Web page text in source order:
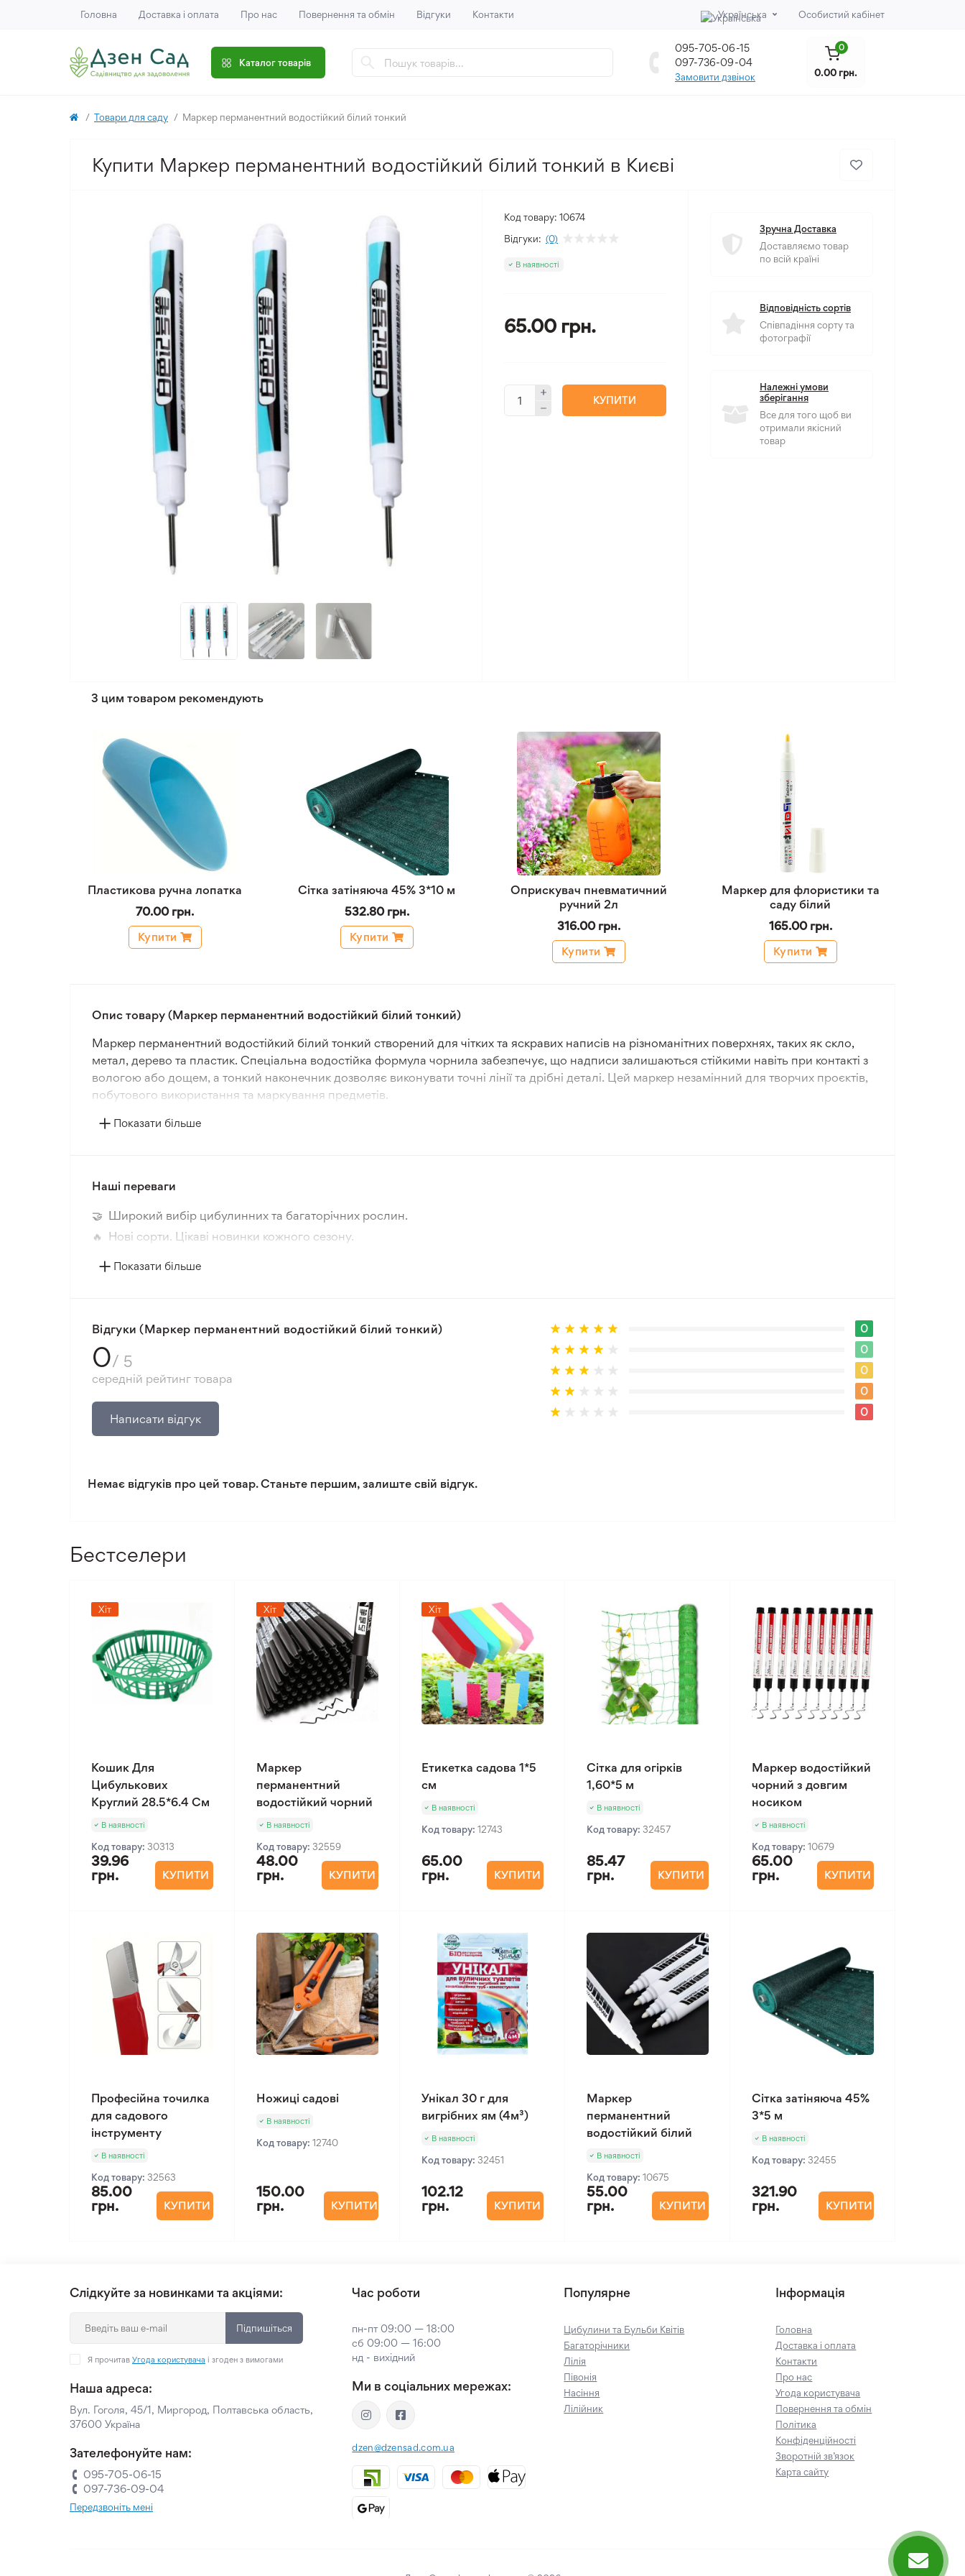
Головна Доставка і оплата Про нас Повернення та обмін Відгуки Контакти Українська Особистий кабінет
Каталог товарів
095-705-06-15
097-736-09-04
Замовити дзвінок
0
0.00 грн.
Товари для саду Маркер перманентний водостійкий білий тонкий
Купити Маркер перманентний водостійкий білий тонкий в Києві
Код товару: 10674
Відгуки: (0)
В наявності
65.00 грн.
КУПИТИ
Зручна Доставка
Доставляємо товар
по всій країні
Відповідність сортів
Співпадіння сорту та
фотографії
Належні умови
зберігання
Все для того щоб ви
отримали якісний
товар
З цим товаром рекомендують
Пластикова ручна лопатка
70.00 грн.
Купити
Сітка затіняюча 45% 3*10 м
532.80 грн.
Купити
Оприскувач пневматичний
ручний 2л
316.00 грн.
Купити
Маркер для флористики та
саду білий
165.00 грн.
Купити
Опис товару (Маркер перманентний водостійкий білий тонкий)
Маркер перманентний водостійкий білий тонкий створений для чітких та яскравих написів на різноманітних поверхнях, таких як скло,
метал, дерево та пластик. Спеціальна водостійка формула чорнила забезпечує, що надписи залишаються стійкими навіть при контакті з
вологою або дощем, а тонкий наконечник дозволяє виконувати точні лінії та дрібні деталі. Цей маркер незамінний для творчих проєктів,
побутового використання та маркування предметів.
Він швидко висихає, має високу покривну здатність та довговічність, що робить його ефективним інструментом для нанесення написів
застосування, створюючи чіткі, довговічні та контрастні написи на будь-яких поверхнях.
Показати більше
Наші переваги
🤝 Широкий вибір цибулинних та багаторічних рослин.
🔥 Нові сорти. Цікаві новинки кожного сезону.
📸 Відповідність сортів. Співпадіння фотографії товара та реальної рослини.
Показати більше
Відгуки (Маркер перманентний водостійкий білий тонкий)
0/ 5
середній рейтинг товара
Написати відгук
0
0
0
0
0
Немає відгуків про цей товар. Станьте першим, залиште свій відгук.
Бестселери
Хіт
Кошик Для
Цибулькових
Круглий 28.5*6.4 См
В наявності
Код товару: 30313
39.96
грн.
КУПИТИ
Хіт
Маркер
перманентний
водостійкий чорний
В наявності
Код товару: 32559
48.00
грн.
КУПИТИ
Хіт
Етикетка садова 1*5
см
В наявності
Код товару: 12743
65.00
грн.
КУПИТИ
Сітка для огірків
1,60*5 м
В наявності
Код товару: 32457
85.47
грн.
КУПИТИ
Маркер водостійкий
чорний з довгим
носиком
В наявності
Код товару: 10679
65.00
грн.
КУПИТИ
Професійна точилка
для садового
інструменту
В наявності
Код товару: 32563
85.00
грн.
КУПИТИ
Ножиці садові
В наявності
Код товару: 12740
150.00
грн.
КУПИТИ
Унікал 30 г для
вигрібних ям (4м³)
В наявності
Код товару: 32451
102.12
грн.
КУПИТИ
Маркер
перманентний
водостійкий білий
В наявності
Код товару: 10675
55.00
грн.
КУПИТИ
Сітка затіняюча 45%
3*5 м
В наявності
Код товару: 32455
321.90
грн.
КУПИТИ
Слідкуйте за новинками та акціями:
Підпишіться
Я прочитав Угода користувача і згоден з вимогами
Наша адреса:
Вул. Гоголя, 45/1, Миргород, Полтавська область,
37600 Україна
Зателефонуйте нам:
095-705-06-15
097-736-09-04
Передзвоніть мені
Час роботи
пн-пт 09:00 — 18:00
сб 09:00 — 16:00
нд - вихідний
Ми в соціальних мережах:
dzen@dzensad.com.ua
Популярне
Цибулини та Бульби Квітів
Багаторічники
Лілія
Півонія
Насіння
Лілійник
Інформація
Головна
Доставка і оплата
Контакти
Про нас
Угода користувача
Повернення та обмін
Політика
Конфіденційності
Зворотній зв’язок
Карта сайту